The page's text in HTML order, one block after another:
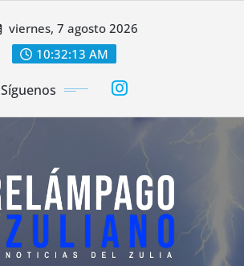
viernes, 7 agosto 2026
10:32:15 AM
Síguenos